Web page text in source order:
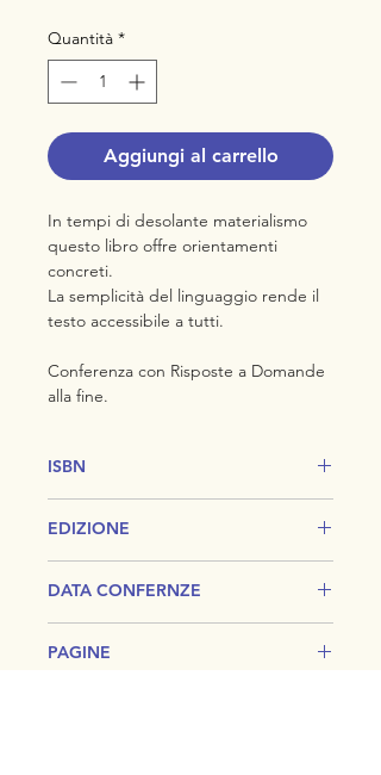
Quantità *
Aggiungi al carrello
In tempi di desolante materialismo
questo libro offre orientamenti
concreti.
La semplicità del linguaggio rende il
testo accessibile a tutti.
Conferenza con Risposte a Domande
alla fine.
ISBN
EDIZIONE
DATA CONFERNZE
31 Marzo 1914
PAGINE